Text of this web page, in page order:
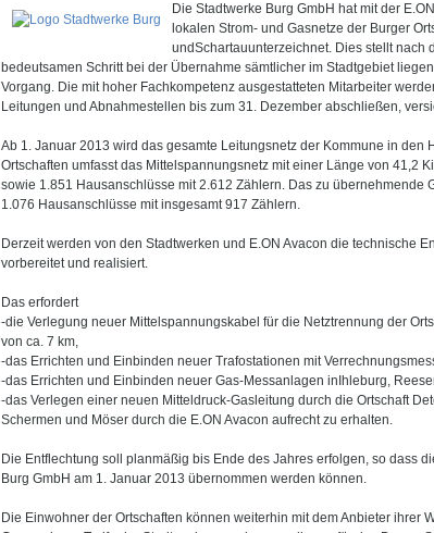
Die Stadtwerke Burg GmbH hat mit der
lokalen Strom- und Gasnetze der Burger
undSchartauunterzeichnet. Dies stellt nach
bedeutsamen Schritt bei der Übernahme sämtlicher im Stadtgebiet
Vorgang. Die mit hoher Fachkompetenz ausgestatteten Mitarbeiter
Leitungen und Abnahmestellen bis zum 31. Dezember abschließen,
Ab 1. Januar 2013 wird das gesamte Leitungsnetz der Kommune in den
Ortschaften umfasst das Mittelspannungsnetz mit einer Länge von 41,2
sowie 1.851 Hausanschlüsse mit 2.612 Zählern. Das zu übernehmende
1.076 Hausanschlüsse mit insgesamt 917 Zählern.
Derzeit werden von den Stadtwerken und E.ON Avacon die technische
vorbereitet und realisiert.
Das erfordert
-die Verlegung neuer Mittelspannungskabel für die Netztrennung der
von ca. 7 km,
-das Errichten und Einbinden neuer Trafostationen mit
-das Errichten und Einbinden neuer Gas-Messanlagen inIhleburg,
-das Verlegen einer neuen Mitteldruck-Gasleitung durch die Ortschaft
Schermen und Möser durch die E.ON Avacon aufrecht zu erhalten.
Die Entflechtung soll planmäßig bis Ende des Jahres erfolgen, so dass
Burg GmbH am 1. Januar 2013 übernommen werden können.
Die Einwohner der Ortschaften können weiterhin mit dem Anbieter ihrer